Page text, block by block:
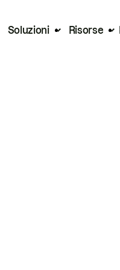
Soluzioni Risorse